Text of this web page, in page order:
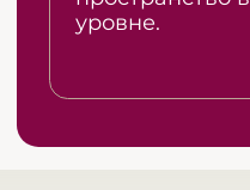
Не может выстоить отношения
внешним миром, не может